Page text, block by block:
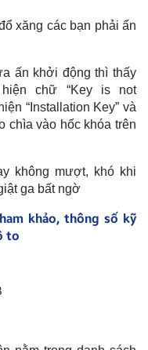
xăng các bạn phải ấn
ấn khởi động thì thấy
chữ “Key is not
“Installation Key” và
chìa vào hốc khóa trên
không mượt, khó khi
ga bất ngờ
khảo, thông số kỹ
to